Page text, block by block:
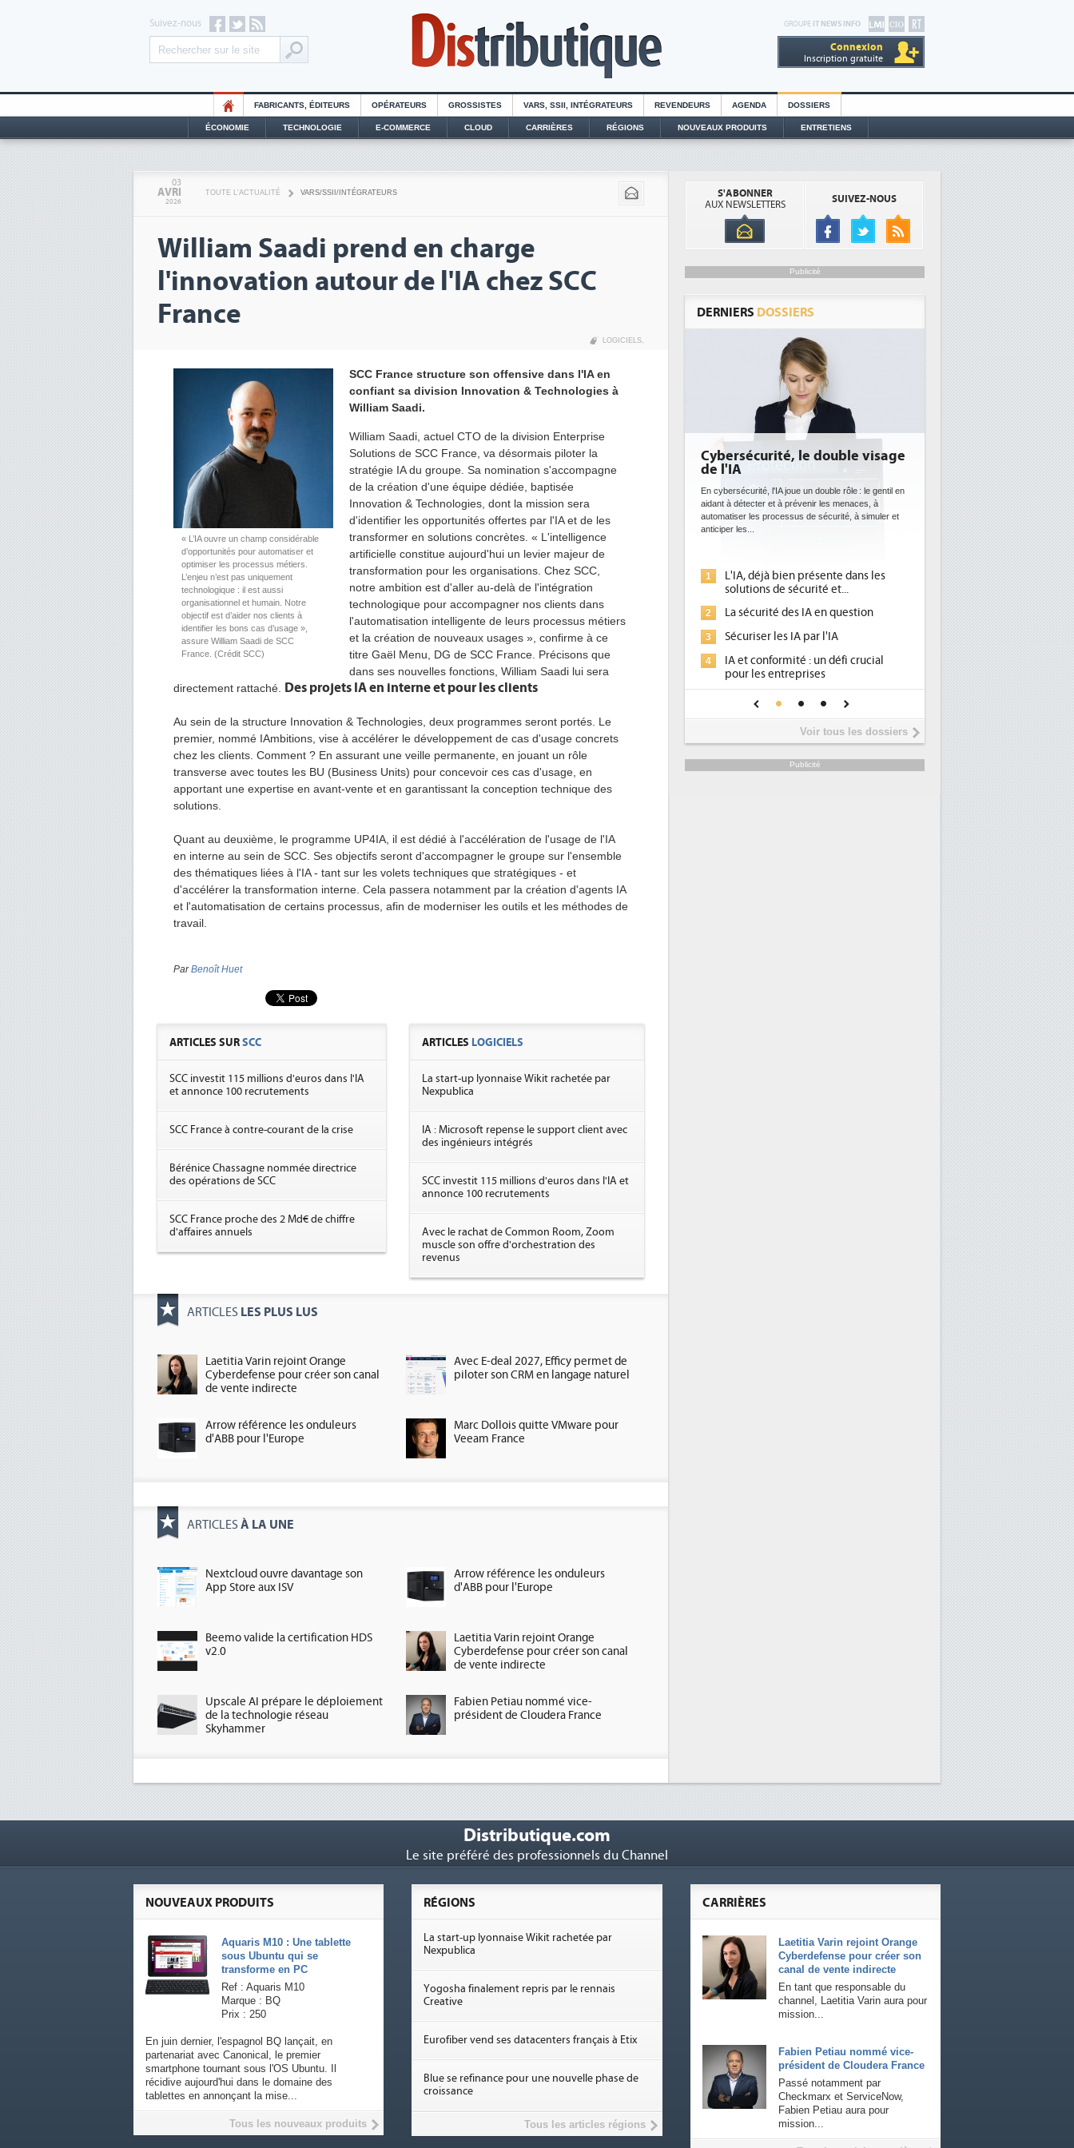
GROUPE IT NEWS INFO
Connexion
Inscription gratuite
Suivez-nous
FABRICANTS, ÉDITEURS OPÉRATEURS GROSSISTES VARS, SSII, INTÉGRATEURS REVENDEURS AGENDA DOSSIERS
ÉCONOMIE TECHNOLOGIE E-COMMERCE CLOUD CARRIÈRES RÉGIONS NOUVEAUX PRODUITS ENTRETIENS
03
AVRI
2026
TOUTE L'ACTUALITÉ VARS/SSII/INTÉGRATEURS
William Saadi prend en charge
l'innovation autour de l'IA chez SCC
France
LOGICIELS,
« L’IA ouvre un champ considérable
d’opportunités pour automatiser et
optimiser les processus métiers.
L’enjeu n’est pas uniquement
technologique : il est aussi
organisationnel et humain. Notre
objectif est d’aider nos clients à
identifier les bons cas d’usage »,
assure William Saadi de SCC
France. (Crédit SCC)
SCC France structure son offensive dans l'IA en
confiant sa division Innovation & Technologies à
William Saadi.
William Saadi, actuel CTO de la division Enterprise
Solutions de SCC France, va désormais piloter la
stratégie IA du groupe. Sa nomination s'accompagne
de la création d'une équipe dédiée, baptisée
Innovation & Technologies, dont la mission sera
d'identifier les opportunités offertes par l'IA et de les
transformer en solutions concrètes. « L'intelligence
artificielle constitue aujourd'hui un levier majeur de
transformation pour les organisations. Chez SCC,
notre ambition est d'aller au-delà de l'intégration
technologique pour accompagner nos clients dans
l'automatisation intelligente de leurs processus métiers
et la création de nouveaux usages », confirme à ce
titre Gaël Menu, DG de SCC France. Précisons que
dans ses nouvelles fonctions, William Saadi lui sera
directement rattaché. Des projets IA en interne et pour les clients
Au sein de la structure Innovation & Technologies, deux programmes seront portés. Le
premier, nommé IAmbitions, vise à accélérer le développement de cas d'usage concrets
chez les clients. Comment ? En assurant une veille permanente, en jouant un rôle
transverse avec toutes les BU (Business Units) pour concevoir ces cas d'usage, en
apportant une expertise en avant-vente et en garantissant la conception technique des
solutions.
Quant au deuxième, le programme UP4IA, il est dédié à l'accélération de l'usage de l'IA
en interne au sein de SCC. Ses objectifs seront d'accompagner le groupe sur l'ensemble
des thématiques liées à l'IA - tant sur les volets techniques que stratégiques - et
d'accélérer la transformation interne. Cela passera notamment par la création d'agents IA
et l'automatisation de certains processus, afin de moderniser les outils et les méthodes de
travail.
ParBenoît Huet
ARTICLES SURSCC
SCC investit 115 millions d'euros dans l'IA
et annonce 100 recrutements
SCC France à contre-courant de la crise
Bérénice Chassagne nommée directrice
des opérations de SCC
SCC France proche des 2 Md€ de chiffre
d'affaires annuels
ARTICLES LOGICIELS
La start-up lyonnaise Wikit rachetée par
Nexpublica
IA : Microsoft repense le support client avec
des ingénieurs intégrés
SCC investit 115 millions d'euros dans l'IA et
annonce 100 recrutements
Avec le rachat de Common Room, Zoom
muscle son offre d'orchestration des
revenus
ARTICLES LES PLUS LUS
Laetitia Varin rejoint Orange
Cyberdefense pour créer son canal
de vente indirecte
Avec E-deal 2027, Efficy permet de
piloter son CRM en langage naturel
Arrow référence les onduleurs
d'ABB pour l'Europe
Marc Dollois quitte VMware pour
Veeam France
ARTICLES À LA UNE
Nextcloud ouvre davantage son
App Store aux ISV
Arrow référence les onduleurs
d'ABB pour l'Europe
Beemo valide la certification HDS
v2.0
Laetitia Varin rejoint Orange
Cyberdefense pour créer son canal
de vente indirecte
Upscale AI prépare le déploiement
de la technologie réseau
Skyhammer
Fabien Petiau nommé vice-
président de Cloudera France
S'ABONNER
AUX NEWSLETTERS
SUIVEZ-NOUS
Publicité
DERNIERS DOSSIERS
Cybersécurité, le double visage
de l'IA
En cybersécurité, l'IA joue un double rôle : le gentil en
aidant à détecter et à prévenir les menaces, à
automatiser les processus de sécurité, à simuler et
1
L'IA, déjà bien présente dans les
solutions de sécurité et...
La sécurité des IA en question
3 Sécuriser les IA par l'IA
4
IA et conformité : un défi crucial
pour les entreprises
Une IA de confiance pour une IA
DEE: l'efficacité énergétique
bientôt une obligation pour les
datacenters
Des datacenters plus durables et plus efficaces, c'est
ce que recherchent les pouvoirs publics européens
1
Qu'est-ce que la DEE (directive
2
DEE, une pression administrative
place pour répondre à...
Phocea DC dans les cordes pour la
Interview de Fabrice Coquio,
président de Digital Realty...
6
Trimestriels IBM : L'activité logicielle
soutient les...
Voir tous les dossiers
Publicité
Distributique.com
Le site préféré des professionnels du Channel
CARRIÈRES
Laetitia Varin rejoint Orange
Cyberdefense pour créer son
canal de vente indirecte
En tant que responsable du
channel, Laetitia Varin aura pour
mission...
Fabien Petiau nommé vice-
président de Cloudera France
Passé notamment par
Checkmarx et ServiceNow,
Fabien Petiau aura pour
mission...
NOUVEAUX PRODUITS
Aquaris M10 : Une tablette
sous Ubuntu qui se
transforme en PC
Ref : Aquaris M10
Marque : BQ
Prix : 250
En juin dernier, l'espagnol BQ lançait, en
partenariat avec Canonical, le premier
smartphone tournant sous l'OS Ubuntu. Il
récidive aujourd'hui dans le domaine des
tablettes en annonçant la mise...
Tous les nouveaux produits
RÉGIONS
La start-up lyonnaise Wikit rachetée par
Nexpublica
Yogosha finalement repris par le rennais
Creative
Eurofiber vend ses datacenters français à Etix
Blue se refinance pour une nouvelle phase de
croissance
Tous les articles régions